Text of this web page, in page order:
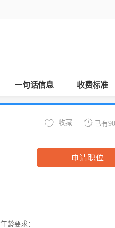
一句话信息 收费标准
已有
收藏
申请职位
年龄要求：